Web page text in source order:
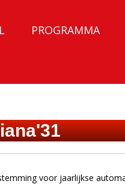
PROGRAMMA
voor jaarlijkse